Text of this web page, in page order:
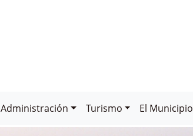
Administración Turismo El Municipio